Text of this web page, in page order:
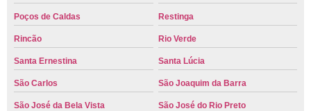
Poços de Caldas Restinga
Rincão Rio Verde
Santa Ernestina Santa Lúcia
São Carlos São Joaquim da Barra
São José da Bela Vista São José do Rio Preto